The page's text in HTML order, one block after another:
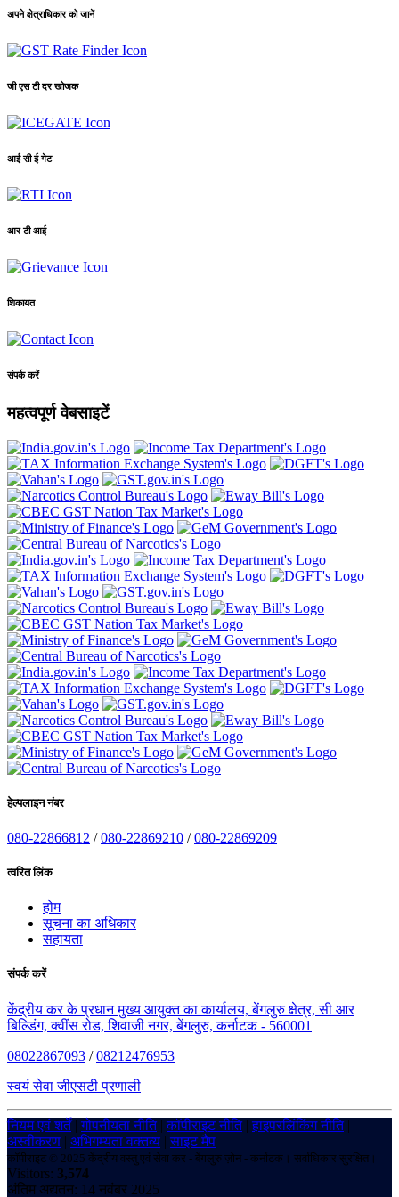
अपने क्षेत्राधिकार को जानें
जी एस टी दर खोजक
आई सी ई गेट
आर टी आई
शिकायत
संपर्क करें
महत्वपूर्ण वेबसाइटें
हेल्पलाइन नंबर
080-22866812 /080-22869210 /080-22869209
त्वरित लिंक
होम
सूचना का अधिकार
सहायता
संपर्क करें
केंद्रीय कर के प्रधान मुख्य आयुक्त का कार्यालय, बेंगलुरु क्षेत्र, सी आर
बिल्डिंग, क्वींस रोड, शिवाजी नगर, बेंगलुरु, कर्नाटक - 560001
08022867093 /08212476953
स्वयं सेवा जीएसटी प्रणाली
नियम एवं शर्तें|गोपनीयता नीति|कॉपीराइट नीति|हाइपरलिंकिंग नीति|
अस्वीकरण | अभिगम्यता वक्तव्य |साइट मैप
कॉपीराइट © 2025 केंद्रीय वस्तु एवं सेवा कर - बेंगलुरु ज़ोन - कर्नाटक। सर्वाधिकार सुरक्षित।
Visitors: 3,574
अंतिम अद्यतन: 14 नवंबर 2025